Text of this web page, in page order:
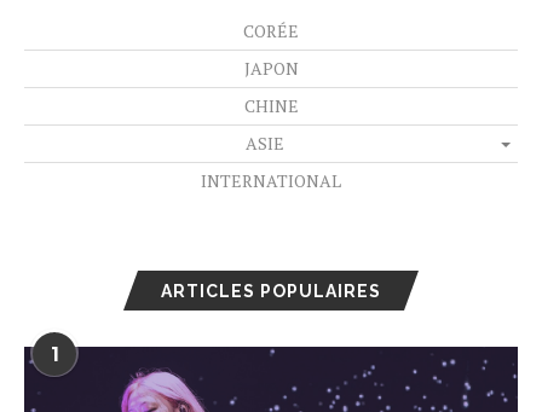
CORÉE
JAPON
CHINE
ASIE
INTERNATIONAL
ARTICLES POPULAIRES
1